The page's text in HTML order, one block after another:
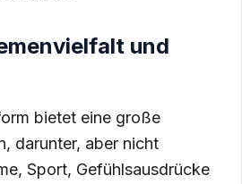
und
bietet eine große
darunter, aber nicht
Sport, Gefühlsausdrücke